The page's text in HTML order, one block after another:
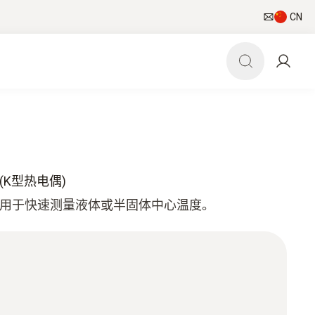
CN
型热电偶)
于快速测量液体或半固体中心温度。